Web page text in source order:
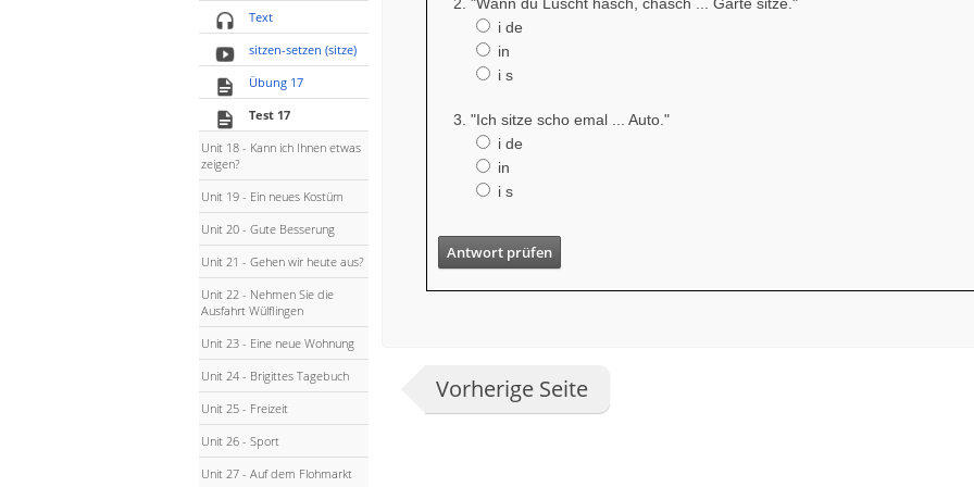
Text
sitzen-setzen (sitze)
Übung 17
Test 17
Unit 18 - Kann ich Ihnen etwas
zeigen?
Unit 19 - Ein neues Kostüm
Unit 20 - Gute Besserung
Unit 21 - Gehen wir heute aus?
Unit 22 - Nehmen Sie die
Ausfahrt Wülflingen
Unit 23 - Eine neue Wohnung
Unit 24 - Brigittes Tagebuch
Unit 25 - Freizeit
Unit 26 - Sport
Unit 27 - Auf dem Flohmarkt
i de
in
i s
"Ich sitze scho emal ... Auto."
i de
in
i s
Antwort prüfen
Vorherige Seite